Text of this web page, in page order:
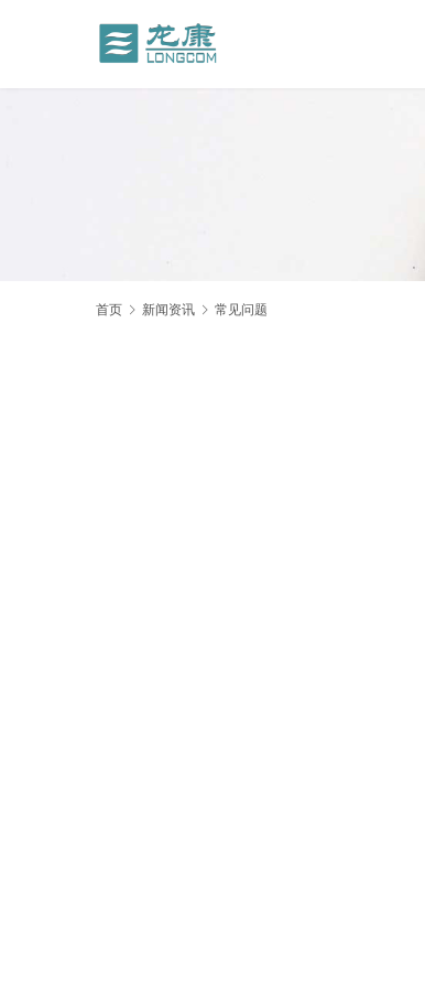
首页 新闻资讯 常见问题